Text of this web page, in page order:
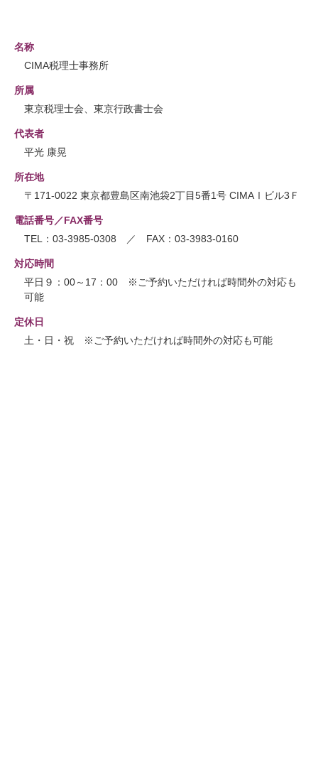
名称
CIMA税理士事務所
所属
東京税理士会、東京行政書士会
代表者
平光 康晃
所在地
〒171-0022 東京都豊島区南池袋2丁目5番1号 CIMAⅠビル3Ｆ
電話番号／FAX番号
TEL：03-3985-0308 ／ FAX：03-3983-0160
対応時間
平日９：00～17：00 ※ご予約いただければ時間外の対応も
可能
定休日
土・日・祝 ※ご予約いただければ時間外の対応も可能